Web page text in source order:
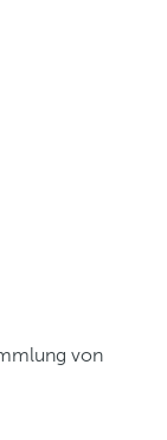
von